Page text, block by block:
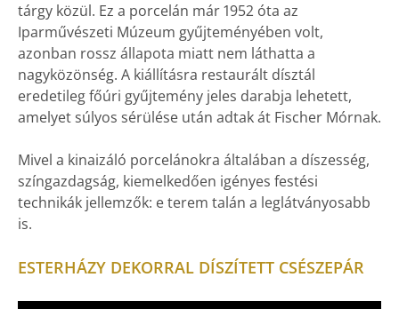
tárgy közül. Ez a porcelán már 1952 óta az
Iparművészeti Múzeum gyűjteményében volt,
azonban rossz állapota miatt nem láthatta a
nagyközönség. A kiállításra restaurált dísztál
eredetileg főúri gyűjtemény jeles darabja lehetett,
amelyet súlyos sérülése után adtak át Fischer Mórnak.
Mivel a kinaizáló porcelánokra általában a díszesség,
színgazdagság, kiemelkedően igényes festési
technikák jellemzők: e terem talán a leglátványosabb
is.
ESTERHÁZY DEKORRAL DÍSZÍTETT CSÉSZEPÁR